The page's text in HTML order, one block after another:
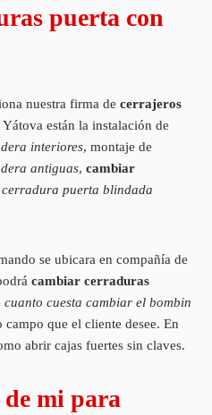
puerta con
nuestra firma de cerrajeros
están la instalación de
interiores, montaje de
antiguas, cambiar
puerta blindada
se ubicara en compañía de
cambiar cerraduras
cuanto cuesta cambiar el bombin
campo que el cliente desee. En
abrir cajas fuertes sin claves.
de mi para